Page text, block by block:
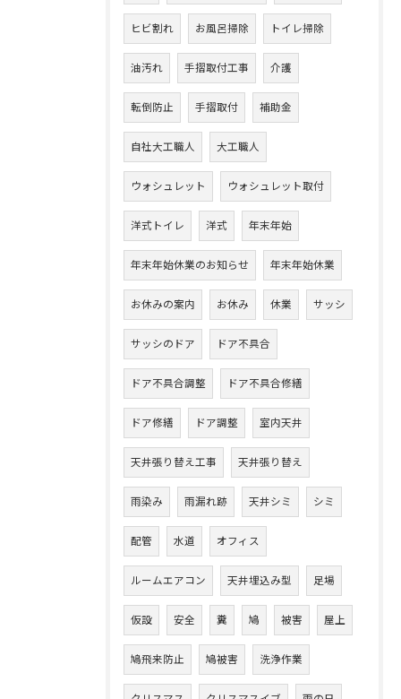
ヒビ割れ お風呂掃除 トイレ掃除
油汚れ 手摺取付工事 介護
転倒防止 手摺取付 補助金
自社大工職人 大工職人
ウォシュレット ウォシュレット取付
洋式トイレ 洋式 年末年始
年末年始休業のお知らせ 年末年始休業
お休みの案内 お休み 休業 サッシ
サッシのドア ドア不具合
ドア不具合調整 ドア不具合修繕
ドア修繕 ドア調整 室内天井
天井張り替え工事 天井張り替え
雨染み 雨漏れ跡 天井シミ シミ
配管 水道 オフィス
ルームエアコン 天井埋込み型 足場
仮設 安全 糞 鳩 被害 屋上
鳩飛来防止 鳩被害 洗浄作業